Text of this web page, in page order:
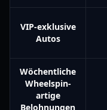
VIP-exklusive
Autos
Wöchentliche
Wheelspin-
artige
Belohnungen